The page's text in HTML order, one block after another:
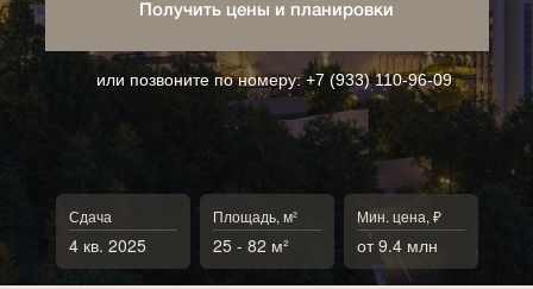
Получить цены и планировки
или позвоните по номеру:+7 (933) 110-96-09
от 9.4 млн
Мин. цена, ₽
25 - 82 м²
Площадь, м²
4 кв. 2025
Сдача